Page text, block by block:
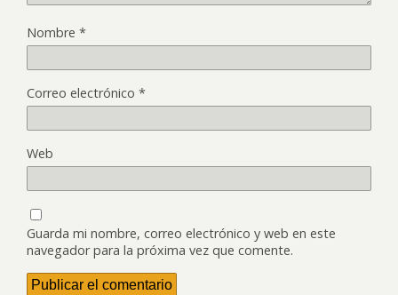
Nombre *
Correo electrónico *
Web
Guarda mi nombre, correo electrónico y web en este
navegador para la próxima vez que comente.